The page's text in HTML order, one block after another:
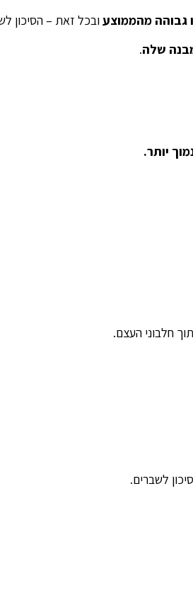
גבוהה מהממוצע ובכל זאת – הסיכון
שלה.
יותר.
חלבוני העצם.
לשברים.